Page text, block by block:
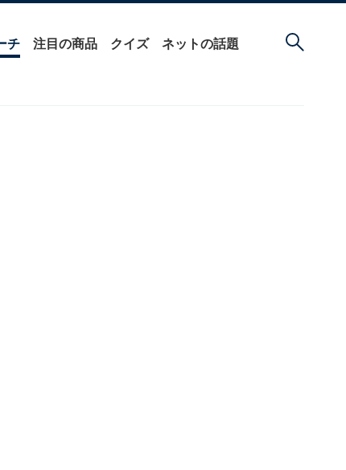
チ 注目の商品 クイズ ネットの話題